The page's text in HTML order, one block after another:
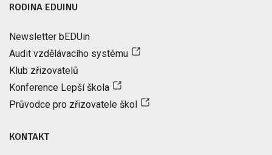
RODINA EDUINU
Newsletter bEDUin
Audit vzdělávacího systému
Klub zřizovatelů
Konference Lepší škola
Průvodce pro zřizovatele škol
KONTAKT